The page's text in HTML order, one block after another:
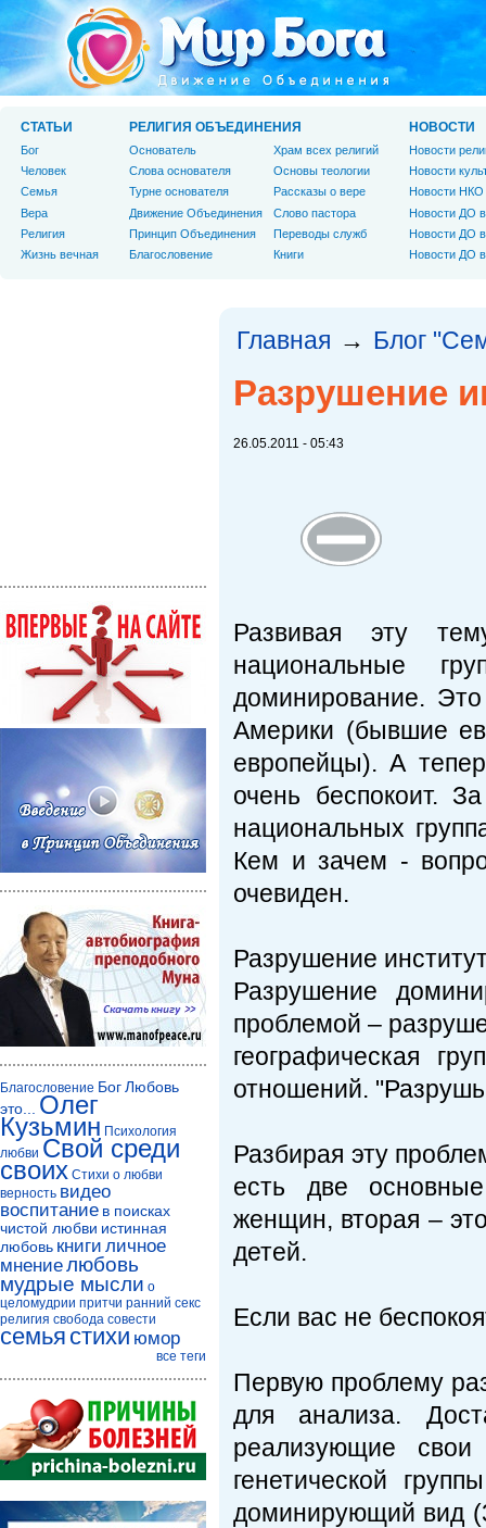
Главная → Блог
Разрушение
26.05.2011 - 05:43
Развивая эту
национальные
доминирование.
Америки (бывшие
европейцы). А
очень беспокоит.
национальных
Кем и зачем -
очевиден.
Разрушение
Разрушение
проблемой –
географическая
отношений.
Разбирая эту
есть две
женщин, вторая –
детей.
Если вас не
Первую проблему
для анализа.
реализующие
генетической
доминирующий вид
СТАТЬИ
Бог
Человек
Cемья
Вера
Религия
Жизнь вечная
РЕЛИГИЯ ОБЪЕДИНЕНИЯ
Основатель
Слова основателя
Турне основателя
Движение Объединения
Принцип Объединения
Благословение
Храм всех религий
Основы теологии
Рассказы о вере
Слово пастора
Переводы служб
Книги
НОВОСТИ
Новости
Новости
Новости НКО
Новости ДО
Новости ДО
Новости ДО
Благословение БогЛюбовь
это...
Олег
Кузьмин Психология
любви Свой среди
своих Стихи о любви
верность видео
воспитание в поисках
чистой любви истинная
любовь книги личное
мнениелюбовь
мудрые мысли о
целомудрии притчи ранний секс
религия свобода совести
семья стихи юмор
все теги